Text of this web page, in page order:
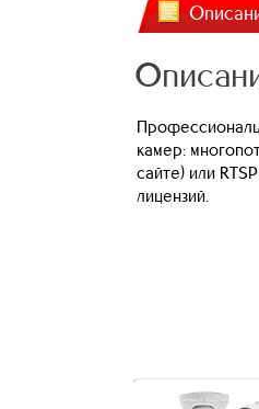
камер:
сайте) или
лицензий.